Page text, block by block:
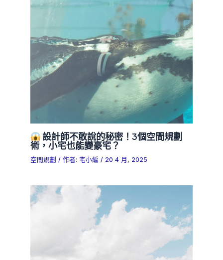
設計師不敢說的秘密！3個空間規劃
術，小宅也能變豪宅？
空間規劃 / 作者: 宅小編/ 20 4 月, 2025